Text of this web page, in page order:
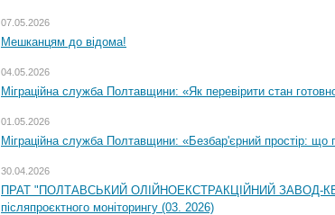
07.05.2026
Мешканцям до відома!
04.05.2026
Міграційна служба Полтавщини: «Як перевірити стан
01.05.2026
Міграційна служба Полтавщини: «Безбар'єрний простір: що
30.04.2026
ПРАТ "ПОЛТАВСЬКИЙ ОЛІЙНОЕКСТРАКЦІЙНИЙ ЗАВОД-
післяпроєктного моніторингу (03. 2026)